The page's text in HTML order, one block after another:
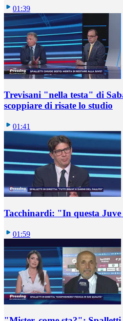
01:39
Trevisani "nella testa" di
scoppiare di risate lo studio
01:41
Tacchinardi: "In questa
01:59